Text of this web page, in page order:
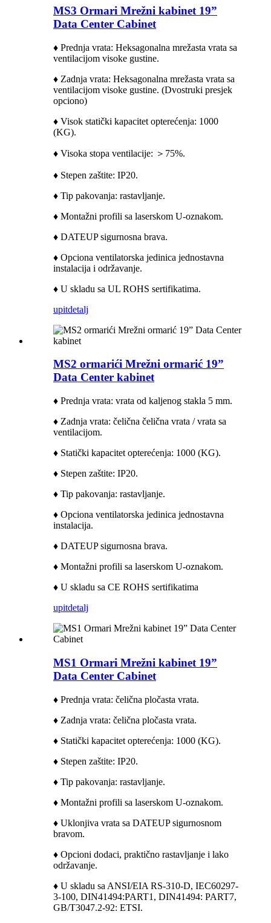
MS3 Ormari Mrežni kabinet 19”
Data Center Cabinet
♦ Prednja vrata: Heksagonalna mrežasta vrata sa
ventilacijom visoke gustine.
♦ Zadnja vrata: Heksagonalna mrežasta vrata sa
ventilacijom visoke gustine. (Dvostruki presjek
opciono)
♦ Visok statički kapacitet opterećenja: 1000
(KG).
♦ Visoka stopa ventilacije: ＞75%.
♦ Stepen zaštite: IP20.
♦ Tip pakovanja: rastavljanje.
♦ Montažni profili sa laserskom U-oznakom.
♦ DATEUP sigurnosna brava.
♦ Opciona ventilatorska jedinica jednostavna
instalacija i održavanje.
♦ U skladu sa UL ROHS sertifikatima.
upitdetalj
MS2 ormarići Mrežni ormarić 19”
Data Center kabinet
♦ Prednja vrata: vrata od kaljenog stakla 5 mm.
♦ Zadnja vrata: čelična čelična vrata / vrata sa
ventilacijom.
♦ Statički kapacitet opterećenja: 1000 (KG).
♦ Stepen zaštite: IP20.
♦ Tip pakovanja: rastavljanje.
♦ Opciona ventilatorska jedinica jednostavna
instalacija.
♦ DATEUP sigurnosna brava.
♦ Montažni profili sa laserskom U-oznakom.
♦ U skladu sa CE ROHS sertifikatima
upitdetalj
MS1 Ormari Mrežni kabinet 19”
Data Center Cabinet
♦ Prednja vrata: čelična pločasta vrata.
♦ Zadnja vrata: čelična pločasta vrata.
♦ Statički kapacitet opterećenja: 1000 (KG).
♦ Stepen zaštite: IP20.
♦ Tip pakovanja: rastavljanje.
♦ Montažni profili sa laserskom U-oznakom.
♦ Uklonjiva vrata sa DATEUP sigurnosnom
bravom.
♦ Opcioni dodaci, praktično rastavljanje i lako
održavanje.
♦ U skladu sa ANSI/EIA RS-310-D, IEC60297-
3-100, DIN41494:PART1, DIN41494: PART7,
GB/T3047.2-92: ETSI.